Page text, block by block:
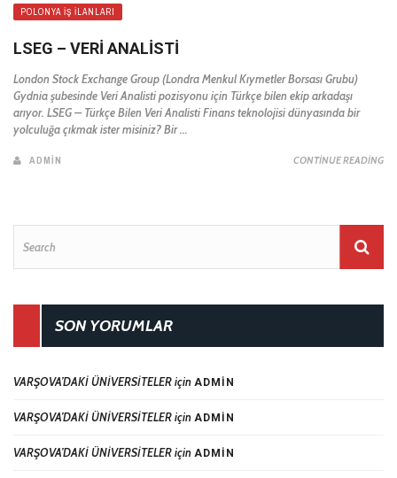
POLONYA İŞ İLANLARI
LSEG – VERİ ANALİSTİ
London Stock Exchange Group (Londra Menkul Kıymetler Borsası Grubu)
Gydnia şubesinde Veri Analisti pozisyonu için Türkçe bilen ekip arkadaşı
arıyor. LSEG – Türkçe Bilen Veri Analisti Finans teknolojisi dünyasında bir
yolculuğa çıkmak ister misiniz? Bir ...
ADMIN CONTINUE READING
SON YORUMLAR
VARŞOVA’DAKİ ÜNİVERSİTELERiçin ADMIN
VARŞOVA’DAKİ ÜNİVERSİTELERiçin ADMIN
VARŞOVA’DAKİ ÜNİVERSİTELERiçin ADMIN